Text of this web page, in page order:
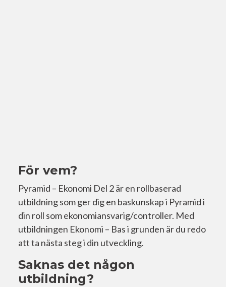
För vem?
Pyramid – Ekonomi Del 2 är en rollbaserad
utbildning som ger dig en baskunskap i Pyramid i
din roll som ekonomiansvarig/controller. Med
utbildningen Ekonomi – Bas i grunden är du redo
att ta nästa steg i din utveckling.
Saknas det någon
utbildning?